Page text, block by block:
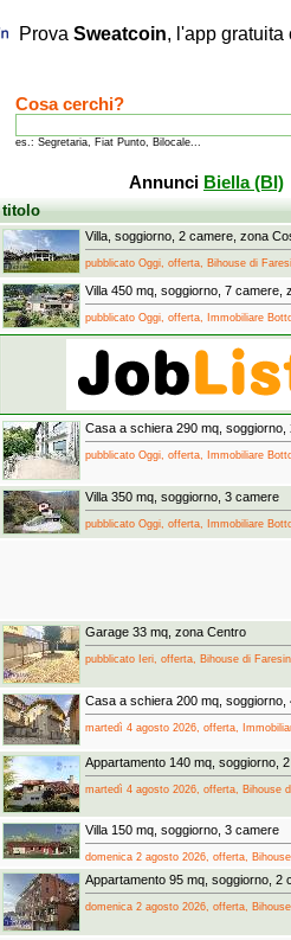
Prova Sweatcoin, l'app
Cosa cerchi?
es.: Segretaria, Fiat Punto, Bilocale...
Annunci Biella (BI)
titolo
Villa, soggiorno, 2 camere, zona
pubblicato Oggi, offerta, Bihouse di
Villa 450 mq, soggiorno, 7 camere,
pubblicato Oggi, offerta, Immobiliare
Casa a schiera 290 mq,
pubblicato Oggi, offerta, Immobiliare
Villa 350 mq, soggiorno, 3 camere
pubblicato Oggi, offerta, Immobiliare
Garage 33 mq, zona Centro
pubblicato Ieri, offerta, Bihouse di
Casa a schiera 200 mq, soggiorno,
martedì 4 agosto 2026, offerta,
Appartamento 140 mq, soggiorno,
martedì 4 agosto 2026, offerta, Bihouse
Villa 150 mq, soggiorno, 3 camere
domenica 2 agosto 2026, offerta,
Appartamento 95 mq, soggiorno, 2
domenica 2 agosto 2026, offerta,